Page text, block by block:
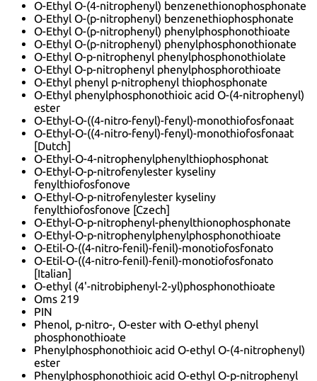
O-Ethyl O-(4-nitrophenyl) benzenethionophosphonate
O-Ethyl O-(p-nitrophenyl) benzenethiophosphonate
O-Ethyl O-(p-nitrophenyl) phenylphosphonothioate
O-Ethyl O-(p-nitrophenyl) phenylphosphonothionate
O-Ethyl O-p-nitrophenyl phenylphosphonothiolate
O-Ethyl O-p-nitrophenyl phenylphosphorothioate
O-Ethyl phenyl p-nitrophenyl thiophosphonate
O-Ethyl phenylphosphonothioic acid O-(4-nitrophenyl)
ester
O-Ethyl-O-((4-nitro-fenyl)-fenyl)-monothiofosfonaat
O-Ethyl-O-((4-nitro-fenyl)-fenyl)-monothiofosfonaat
[Dutch]
O-Ethyl-O-4-nitrophenylphenylthiophosphonat
O-Ethyl-O-p-nitrofenylester kyseliny
fenylthiofosfonove
O-Ethyl-O-p-nitrofenylester kyseliny
fenylthiofosfonove [Czech]
O-Ethyl-O-p-nitrophenyl-phenylthionophosphonate
O-Ethyl-O-p-nitrophenylphenylphosphonothioate
O-Etil-O-((4-nitro-fenil)-fenil)-monotiofosfonato
O-Etil-O-((4-nitro-fenil)-fenil)-monotiofosfonato
[Italian]
O-ethyl (4'-nitrobiphenyl-2-yl)phosphonothioate
Oms 219
PIN
Phenol, p-nitro-, O-ester with O-ethyl phenyl
phosphonothioate
Phenylphosphonothioic acid O-ethyl O-(4-nitrophenyl)
ester
Phenylphosphonothioic acid O-ethyl O-p-nitrophenyl